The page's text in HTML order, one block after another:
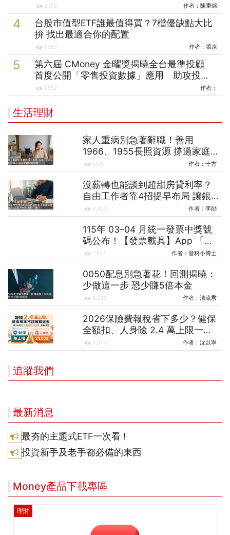
2,019 作者： 陳重銘
台股市值型ETF誰最值得買？7檔優缺點大比
拚 找出最適合你的配置
1,960 作者： 張遠
第六屆 CMoney 金曜獎揭曉全台最準投顧
首度公開「零售投資數據」應用 助攻投
顧、投信打造下一代
1,952 作者：
生活理財
家人重病別急著辭職！善用
1966、1955長照資源 撐過家庭
財務危機
1,145 作者：十方
沒薪轉也能談到超甜房貸利率？
自由工作者靠4招提早布局 讓銀
行挺你！
4,433 作者：李勛
115年 03–04 月統一發票中獎號
碼公布！【發票載具】App 「人
人有獎」再加碼
7,827 作者：發科小博士
0050配息別急著花！回測揭曉：
少做這一步 恐少賺5倍本金
8,022 作者：清流君
2026保險費報稅省下多少？健保
全額扣、人身險 2.4 萬上限一次
算清
9,675 作者：沈以寧
追蹤我們
最新消息
最夯的主題式ETF一次看 !
投資新手及老手都必備的東西
Money產品下載專區
理財